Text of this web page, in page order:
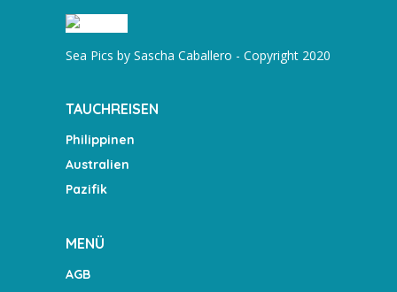
Sea Pics by Sascha Caballero - Copyright 2020
TAUCHREISEN
Philippinen
Australien
Pazifik
MENÜ
AGB